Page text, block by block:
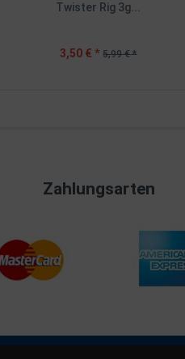
Twister Rig 3g...
3,50 € * 5,99 € *
Zahlungsarten